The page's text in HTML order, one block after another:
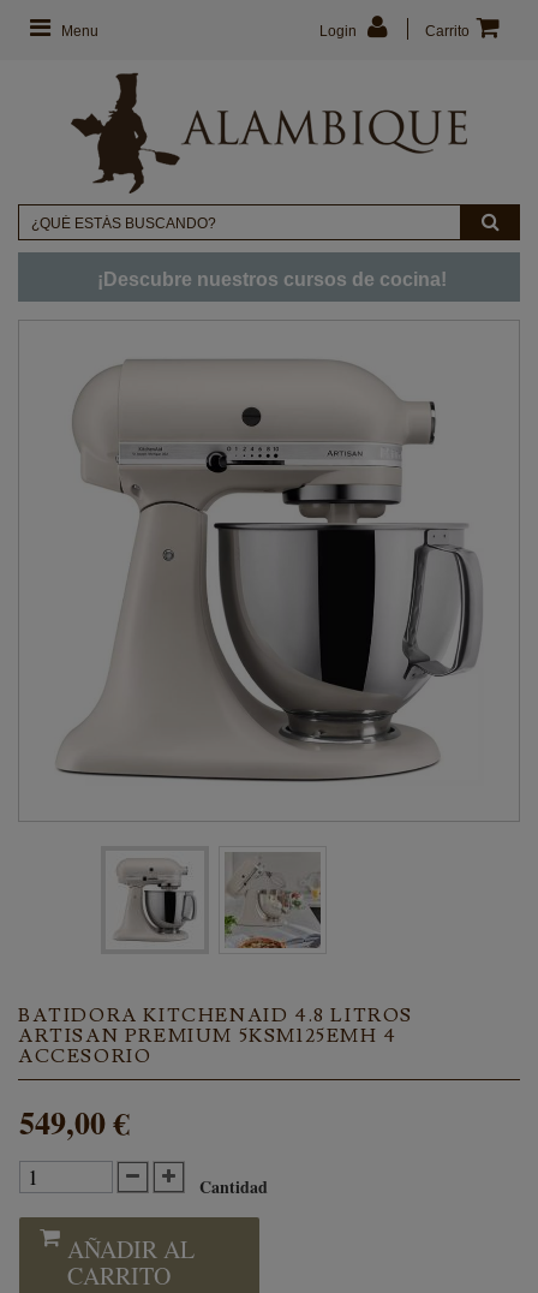
Menu Carrito
Login
¡Descubre nuestros cursos de cocina!
BATIDORA KITCHENAID 4.8 LITROS
ARTISAN PREMIUM 5KSM125EMH 4
ACCESORIO
549,00 €
Cantidad
AÑADIR AL
CARRITO